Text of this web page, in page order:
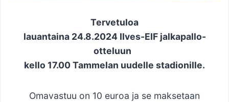
Tervetuloa
lauantaina 24.8.2024 Ilves-EIF jalkapallo-
otteluun
kello 17.00 Tammelan uudelle stadionille.
Omavastuu on 10 euroa ja se maksetaan